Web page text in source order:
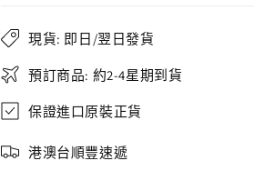
現貨: 即日/翌日發貨
預訂商品: 約2-4星期到貨
保證進口原裝正貨
港澳台順豐速遞